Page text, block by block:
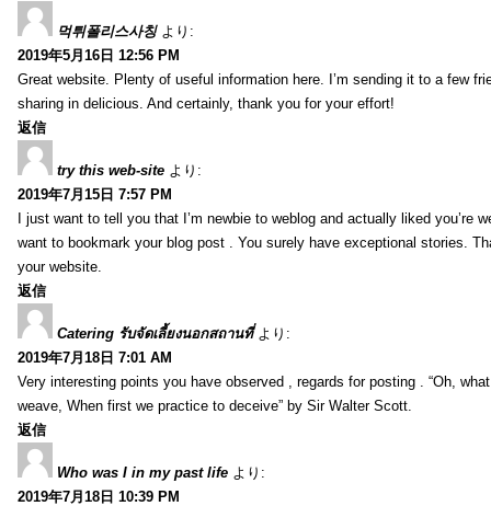
먹튀폴리스사칭 より:
2019年5月16日 12:56 PM
Great website. Plenty of useful information here. I’m sending it to a few
sharing in delicious. And certainly, thank you for your effort!
返信
try this web-site より:
2019年7月15日 7:57 PM
I just want to tell you that I’m newbie to weblog and actually liked you’re
want to bookmark your blog post . You surely have exceptional stories.
your website.
返信
Catering รับจัดเลี้ยงนอกสถานที่ より:
2019年7月18日 7:01 AM
Very interesting points you have observed , regards for posting . “Oh,
weave, When first we practice to deceive” by Sir Walter Scott.
返信
Who was I in my past life より:
2019年7月18日 10:39 PM